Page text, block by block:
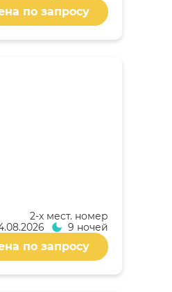
по запросу
2-x мест. номер
9 ночей
по запросу